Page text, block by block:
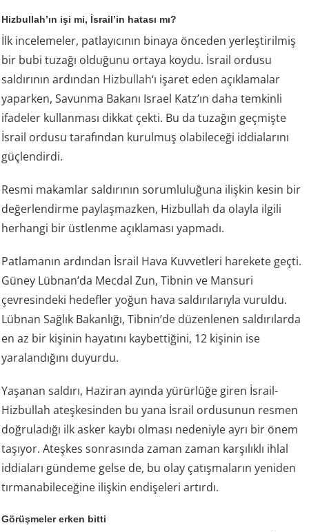
Hizbullah’ın işi mi, İsrail’in hatası mı?
İlk incelemeler, patlayıcının binaya önceden yerleştirilmiş
bir bubi tuzağı olduğunu ortaya koydu. İsrail ordusu
saldırının ardından Hizbullah‘ı işaret eden açıklamalar
yaparken, Savunma Bakanı Israel Katz’ın daha temkinli
ifadeler kullanması dikkat çekti. Bu da tuzağın geçmişte
İsrail ordusu tarafından kurulmuş olabileceği iddialarını
güçlendirdi.
Resmi makamlar saldırının sorumluluğuna ilişkin kesin bir
değerlendirme paylaşmazken, Hizbullah da olayla ilgili
herhangi bir üstlenme açıklaması yapmadı.
Patlamanın ardından İsrail Hava Kuvvetleri harekete geçti.
Güney Lübnan’da Mecdal Zun, Tibnin ve Mansuri
çevresindeki hedefler yoğun hava saldırılarıyla vuruldu.
Lübnan Sağlık Bakanlığı, Tibnin’de düzenlenen saldırılarda
en az bir kişinin hayatını kaybettiğini, 12 kişinin ise
yaralandığını duyurdu.
Yaşanan saldırı, Haziran ayında yürürlüğe giren İsrail-
Hizbullah ateşkesinden bu yana İsrail ordusunun resmen
doğruladığı ilk asker kaybı olması nedeniyle ayrı bir önem
taşıyor. Ateşkes sonrasında zaman zaman karşılıklı ihlal
iddiaları gündeme gelse de, bu olay çatışmaların yeniden
tırmanabileceğine ilişkin endişeleri artırdı.
Görüşmeler erken bitti